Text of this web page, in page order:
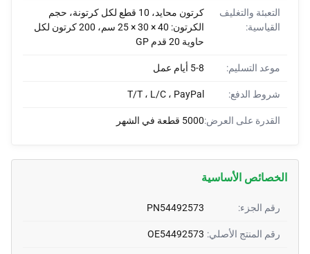
التعبئة والتغليف
القياسية:
كرتون محايد، 10 قطع لكل كرتونة، حجم
الكرتون: 40 × 30 × 25 سم، 200 كرتون لكل
حاوية 20 قدم GP
موعد التسليم: 5-8 أيام عمل
شروط الدفع: T/T ، L/C ، PayPal
القدرة على العرض:5000 قطعة في الشهر
الخصائص الأساسية
رقم الجزء: PN54492573
رقم المنتج الأصلي: OE54492573